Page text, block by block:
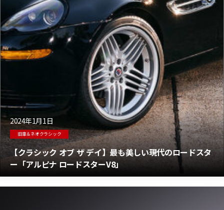
2024年1月1日
旧車＆ネオクラシック
【クラシック オブ ザ デイ】最も美しい現代のロードスタ
ー「アルピナ ロードスターV8」